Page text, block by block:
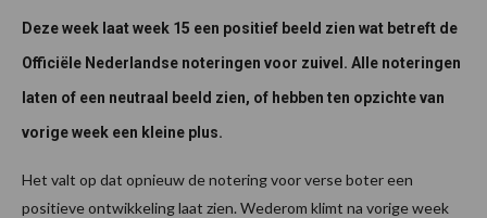
Deze week laat week 15 een positief beeld zien wat betreft de
Officiële Nederlandse noteringen voor zuivel. Alle noteringen
laten of een neutraal beeld zien, of hebben ten opzichte van
vorige week een kleine plus.
Het valt op dat opnieuw de notering voor verse boter een
positieve ontwikkeling laat zien. Wederom klimt na vorige week